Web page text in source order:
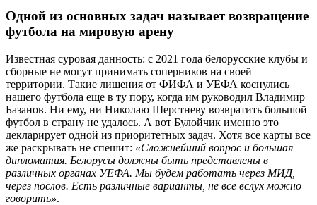
Одной из основных задач называет возвращение
футбола на мировую арену
Известная суровая данность: с 2021 года белорусские клубы и
сборные не могут принимать соперников на своей
территории. Такие лишения от ФИФА и УЕФА коснулись
нашего футбола еще в ту пору, когда им руководил Владимир
Базанов. Ни ему, ни Николаю Шерстневу возвратить большой
футбол в страну не удалось. А вот Булойчик именно это
декларирует одной из приоритетных задач. Хотя все карты все
же раскрывать не спешит: «Сложнейший вопрос и большая
дипломатия. Белорусы должны быть представлены в
различных органах УЕФА. Мы будем работать через МИД,
через послов. Есть различные варианты, не все вслух можно
говорить».